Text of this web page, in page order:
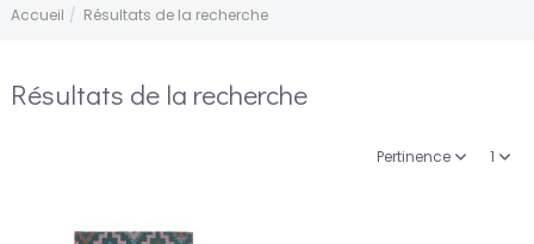
Accueil Résultats de la recherche
Résultats de la recherche
Pertinence 1